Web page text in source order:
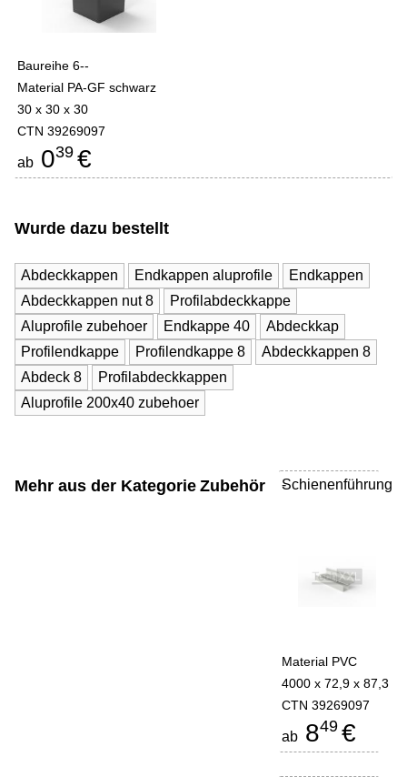
Baureihe 6--
Material PA-GF schwarz
30 x 30 x 30
CTN 39269097
ab 039 €
Wurde dazu bestellt
Abdeckkappen Endkappen aluprofile
Endkappen
Abdeckkappen nut 8
Profilabdeckkappe
Aluprofile zubehoer
Endkappe 40
Abdeckkap
Profilendkappe
Profilendkappe 8
Abdeckkappen 8
Abdeck 8
Profilabdeckkappen
Aluprofile 200x40 zubehoer
Mehr aus der Kategorie Zubehör Schienenführung
-
Material PVC
4000 x 72,9 x 87,3
CTN 39269097
ab 849 €